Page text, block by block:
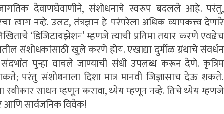
जागतिक देवाणघेवाणीने, संशोधनाचे स्वरूप बदलले आहे. परंतु,
त्याग नव्हे. उलट, तंत्रज्ञान हे परंपरेला अधिक व्यापकत्त्व देणारे
‌‘डिजिटायझेशन‌’ म्हणजे त्याची प्रतिमा तयार करणे एवढेच
संशोधकांसाठी खुले करणे होय. एखाद्या दुर्मीळ ग्रंथाचे संवर्धन
संदर्भांत पुन्हा वाचले जाण्याची संधी उपलब्ध करून देणे. कृत्रिम
परंतु संशोधनाला दिशा मात्र मानवी जिज्ञासाच देऊ शकते.
स्वीकार साधन म्हणून करावा, ध्येय म्हणून नव्हे. तिचे ध्येय म्हणजे
आणि सार्वजनिक विवेक!